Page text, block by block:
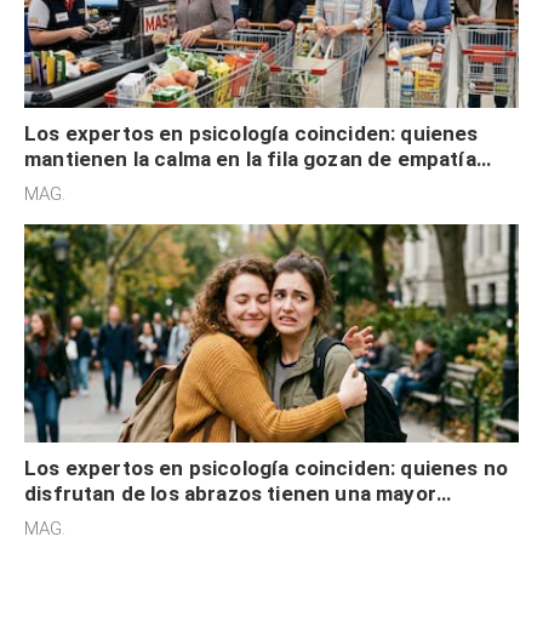
Los expertos en psicología coinciden: quienes
mantienen la calma en la fila gozan de empatía
cognitiva, gratitud y no solo tienen autocontrol
MAG.
Los expertos en psicología coinciden: quienes no
disfrutan de los abrazos tienen una mayor
sensibilidad a los estímulos físicos y no es por
MAG.